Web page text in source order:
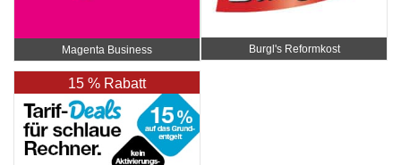
Magenta Business Burgl's Reformkost
15 % Rabatt